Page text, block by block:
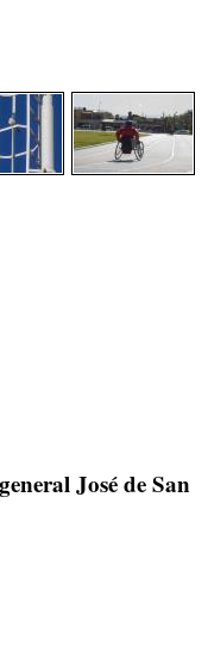
José de San